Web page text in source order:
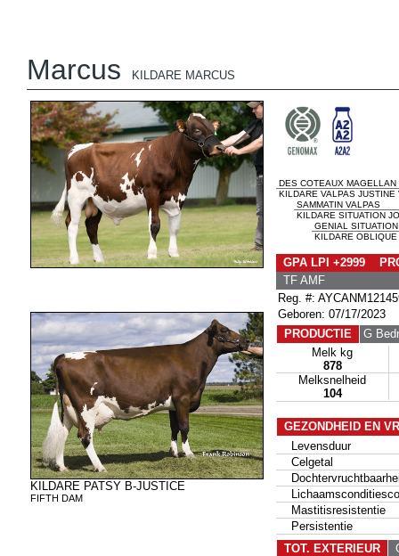
Marcus KILDARE MARCUS
KILDARE PATSY B-JUSTICE
FIFTH DAM
DES COTEAUX MAGELLAN
KILDARE VALPAS JUSTINE
SAMMATIN VALPAS
KILDARE SITUATION
GENIAL SITUATION
KILDARE
GPA LPI +2999
TF AMF
Reg. #:
Geboren: 07/17/2023
PRODUCTIE
G
Melk kg
878
Melksnelheid
104
GEZONDHEID EN
Levensduur
Celgetal
Mastitisresistentie
Persistentie
TOT. EXTERIEUR